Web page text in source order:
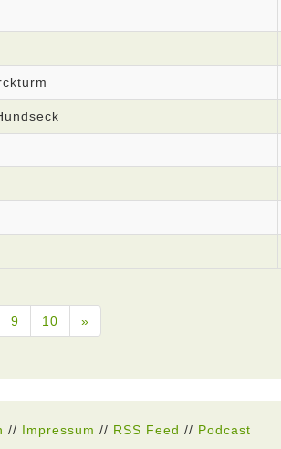
9 10 »
// Impressum // RSS Feed // Podcast